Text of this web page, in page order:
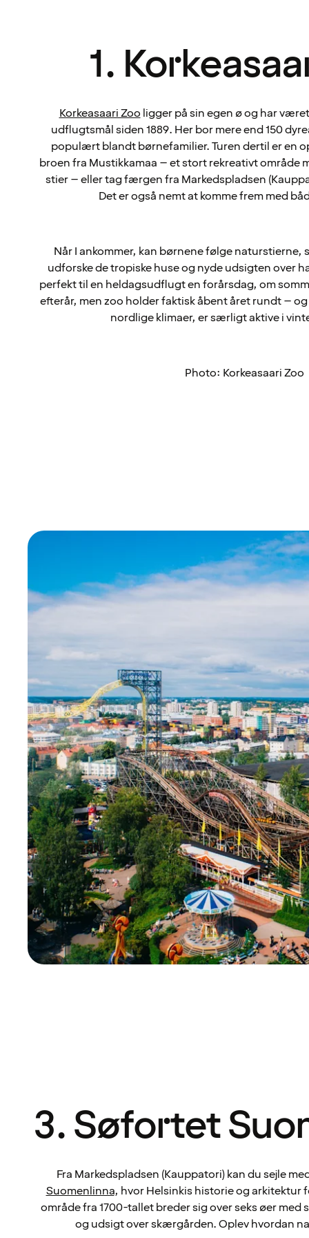
1.
Korkeasaari Zoo ligger på sin egen ø og har
udflugtsmål siden 1889. Her bor mere end 150
populært blandt børnefamilier. Turen dertil er en
broen fra Mustikkamaa – et stort rekreativt område
stier – eller tag færgen fra Markedspladsen
Det er også nemt at komme frem med
Når I ankommer, kan børnene følge
udforske de tropiske huse og nyde udsigten over
perfekt til en heldagsudflugt en forårsdag, om
efterår, men zoo holder faktisk åbent året rundt –
nordlige klimaer, er særligt aktive i
Photo: Korkeasaari Zoo
3. Søfortet
Fra Markedspladsen (Kauppatori) kan du sejle
Suomenlinna, hvor Helsinkis historie og arkitektur
område fra 1700-tallet breder sig over seks øer med
og udsigt over skærgården. Oplev hvordan